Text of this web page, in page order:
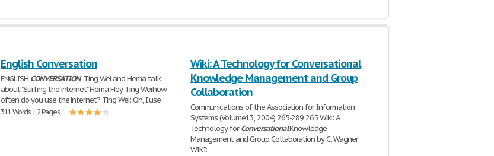
English Conversation
ENGLISH CONVERSATION-Ting Wei and Hema talk
about "Surfing the internet" Hema:Hey Ting Wei,how
often do you use the internet? Ting Wei: Oh, I use
311 Words | 2 Pages
Wiki: A Technology for Conversational
Knowledge Management and Group
Collaboration
Communications of the Association for Information
Systems (Volume13, 2004) 265-289 265 Wiki: A
Technology forConversationalKnowledge
Management and Group Collaboration by C. Wagner
WIKI: